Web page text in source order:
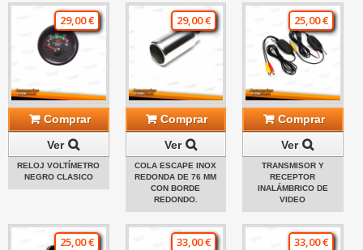
29,00 €
Comprar
Ver
RELOJ VOLTÍMETRO
NEGRO CLASICO
29,00 €
Comprar
Ver
COLA ESCAPE INOX
REDONDA DE 76 MM
CON BORDE
REDONDO.
25,00 €
Comprar
Ver
TRANSMISOR Y
RECEPTOR
INALÁMBRICO DE
VIDEO
25,00 € 33,00 € 33,00 €